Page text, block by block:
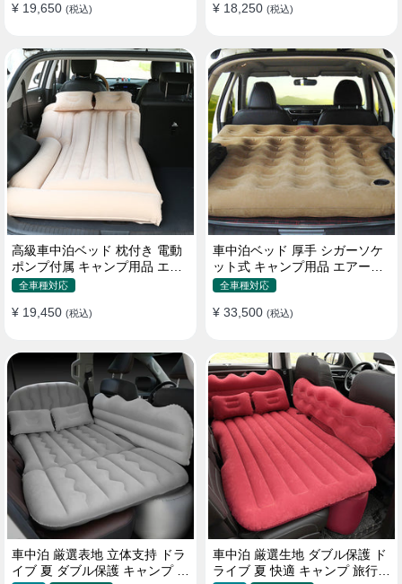
¥ 19,650 (税込) ¥ 18,250 (税込)
高級車中泊ベッド 枕付き 電動
ポンプ付属 キャンプ用品 エア
ーベッド 普通車 SUV
全車種対応
¥ 19,450 (税込)
車中泊ベッド 厚手 シガーソケ
ット式 キャンプ用品 エアーベ
ッド 収納袋付き 普通車 SUV適
全車種対応
¥ 33,500 (税込)
車中泊 厳選表地 立体支持 ドラ
イブ 夏 ダブル保護 キャンプ 旅
車中泊 厳選生地 ダブル保護 ド
ライブ 夏 快適 キャンプ 旅行